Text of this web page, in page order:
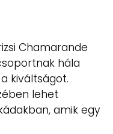
Chamarande
hála
kiváltságot.
lehet
amik egy